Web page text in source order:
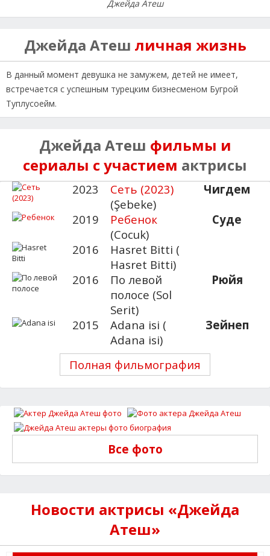
Джейда Атеш
Джейда Атеш личная жизнь
В данный момент девушка не замужем, детей не имеет,
встречается с успешным турецким бизнесменом Бугрой
Туплусоейм.
Джейда Атеш фильмы и
сериалы с участием актрисы
2023
Сеть (2023)
(Şebeke)
Чигдем
2019
Ребенок
(Cocuk)
Суде
2016
Hasret Bitti (
Hasret Bitti)
2016
По левой
полосе (Sol
Serit)
Рюйя
2015
Adana isi (
Adana isi)
Зейнеп
Полная фильмография
Все фото
Новости актрисы «Джейда
Атеш»